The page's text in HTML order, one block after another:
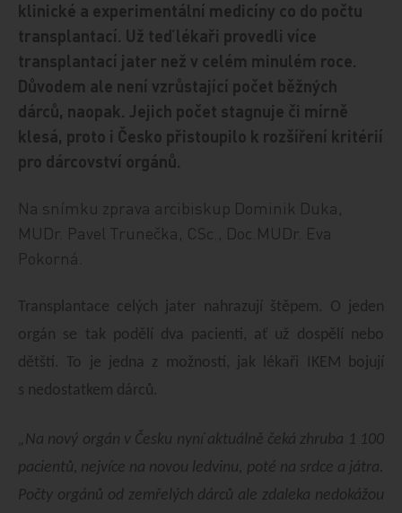
klinické a experimentální medicíny co do počtu
transplantací. Už teď lékaři provedli více
transplantací jater než v celém minulém roce.
Důvodem ale není vzrůstající počet běžných
dárců, naopak. Jejich počet stagnuje či mírně
klesá, proto i Česko přistoupilo k rozšíření kritérií
pro dárcovství orgánů.
Na snímku zprava arcibiskup Dominik Duka,
MUDr. Pavel Trunečka, CSc., Doc.MUDr. Eva
Pokorná.
Transplantace celých jater nahrazují štěpem. O jeden
orgán se tak podělí dva pacienti, ať už dospělí nebo
dětští. To je jedna z možností, jak lékaři IKEM bojují
s nedostatkem dárců.
„Na nový orgán v Česku nyní aktuálně čeká zhruba 1 100
pacientů, nejvíce na novou ledvinu, poté na srdce a játra.
Počty orgánů od zemřelých dárců ale zdaleka nedokážou